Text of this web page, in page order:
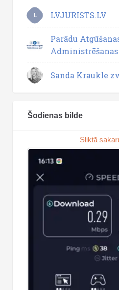
L LVJURISTS.LV
Parādu
Sanda Kraukle
Šodienas bilde
Sliktā